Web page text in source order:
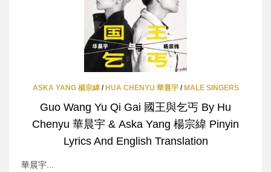
ASKA YANG 楊宗緯/ HUA CHENYU 華晨宇/ MALE SINGERS
Guo Wang Yu Qi Gai 國王與乞丐 By Hu
Chenyu 華晨宇 & Aska Yang 楊宗緯 Pinyin
Lyrics And English Translation
華晨宇...